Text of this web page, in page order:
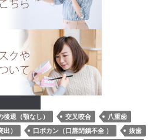
後退（顎なし） 交叉咬合
八重歯
） 口ポカン（口唇閉鎖不全 ）
抜歯